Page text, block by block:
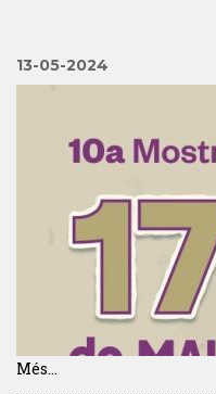
13-05-2024
Més...